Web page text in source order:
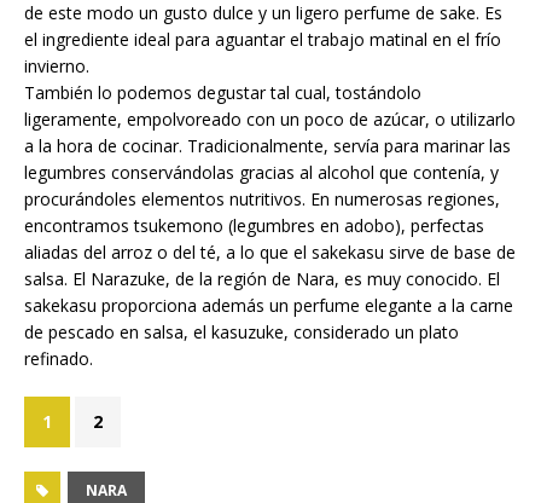
de este modo un gusto dulce y un ligero perfume de sake. Es
el ingrediente ideal para aguantar el trabajo matinal en el frío
invierno.
También lo podemos degustar tal cual, tostándolo
ligeramente, empolvoreado con un poco de azúcar, o utilizarlo
a la hora de cocinar. Tradicionalmente, servía para marinar las
legumbres conservándolas gracias al alcohol que contenía, y
procurándoles elementos nutritivos. En numerosas regiones,
encontramos tsukemono (legumbres en adobo), perfectas
aliadas del arroz o del té, a lo que el sakekasu sirve de base de
salsa. El Narazuke, de la región de Nara, es muy conocido. El
sakekasu proporciona además un perfume elegante a la carne
de pescado en salsa, el kasuzuke, considerado un plato
refinado.
1 2
NARA